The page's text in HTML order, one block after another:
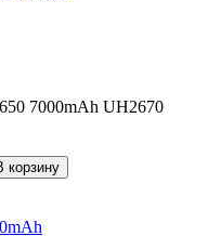
7000mAh UH2670
корзину